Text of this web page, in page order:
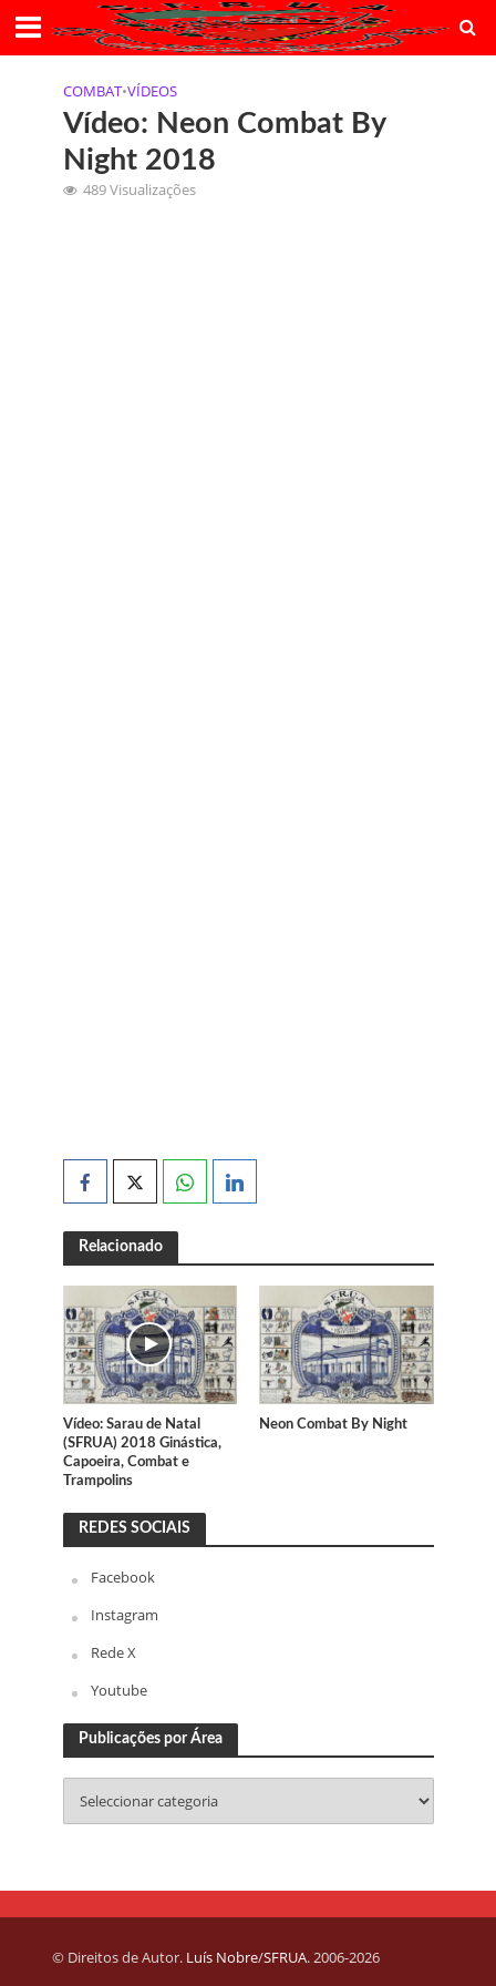
COMBAT•VÍDEOS
Vídeo: Neon Combat By
Night 2018
489 Visualizações
Relacionado
Vídeo: Sarau de Natal
(SFRUA) 2018 Ginástica,
Capoeira, Combat e
Trampolins
Neon Combat By Night
REDES SOCIAIS
Facebook
Instagram
Rede X
Youtube
Publicações por Área
© Direitos de Autor. Luís Nobre/SFRUA. 2006-2026